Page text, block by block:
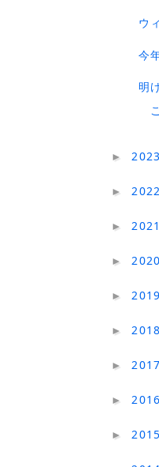
ウ
今
明
►
►
►
►
►
►
►
►
►